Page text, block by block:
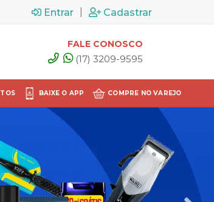
Entrar Cadastrar
FALE CONOSCO
(17) 3209-9595
BAIXE O APP COMPRE NO VAREJO